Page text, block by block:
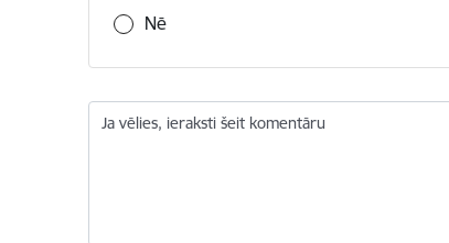
Nē
Ja vēlies, ieraksti šeit komentāru